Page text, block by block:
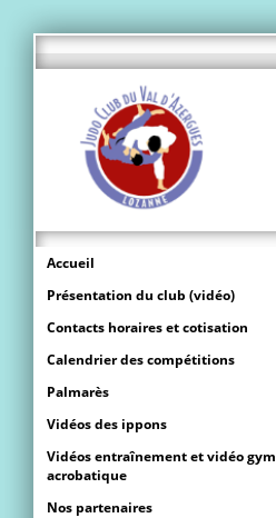
Accueil
Présentation du club (vidéo)
Contacts horaires et cotisation
Calendrier des compétitions
Palmarès
Vidéos des ippons
Vidéos entraînement et vidéo gym
acrobatique
Nos partenaires